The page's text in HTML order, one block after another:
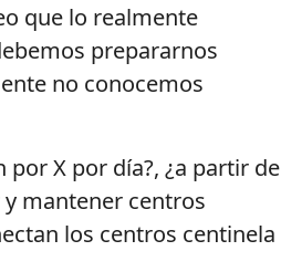
que lo realmente
prepararnos
no conocemos
X por día?, ¿a partir de
mantener centros
los centros centinela